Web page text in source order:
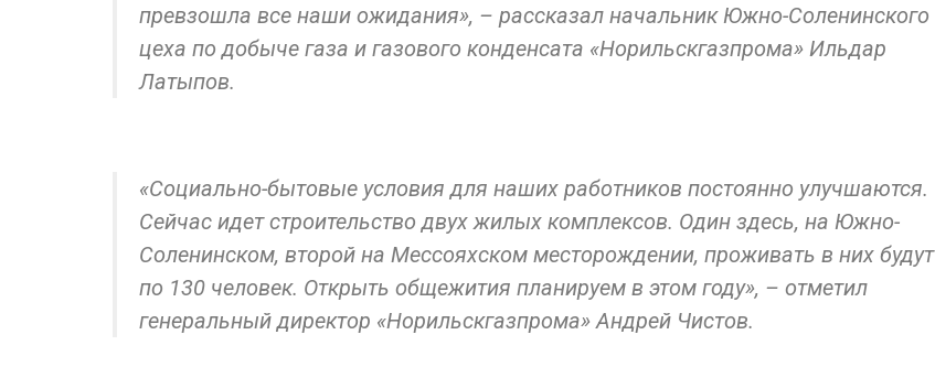
превзошла все наши ожидания», – рассказал начальник Южно-Соленинского
цеха по добыче газа и газового конденсата «Норильскгазпрома» Ильдар
Латыпов.
«Социально-бытовые условия для наших работников постоянно улучшаются.
Сейчас идет строительство двух жилых комплексов. Один здесь, на Южно-
Соленинском, второй на Мессояхском месторождении, проживать в них будут
по 130 человек. Открыть общежития планируем в этом году», – отметил
генеральный директор «Норильскгазпрома» Андрей Чистов.